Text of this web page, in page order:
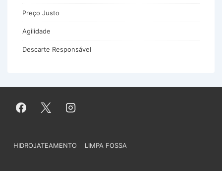
Preço Justo
Agilidade
Descarte Responsável
Menu
HIDROJATEAMENTO LIMPA FOSSA